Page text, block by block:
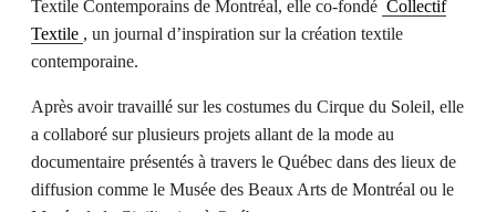
Textile Contemporains de Montréal, elle co-fondé Collectif
Textile , un journal d’inspiration sur la création textile
contemporaine.
Après avoir travaillé sur les costumes du Cirque du Soleil, elle
a collaboré sur plusieurs projets allant de la mode au
documentaire présentés à travers le Québec dans des lieux de
diffusion comme le Musée des Beaux Arts de Montréal ou le